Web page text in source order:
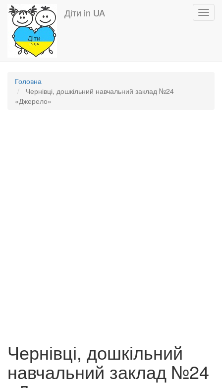
Перейти
основного
вмісту
Діти in UA
Головна
Чернівці, дошкільний навчальний заклад №24
«Джерело»
Чернівці, дошкільний
навчальний заклад №24